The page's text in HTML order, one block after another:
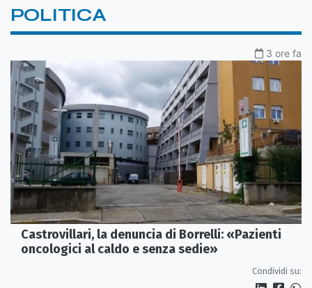
POLITICA
3 ore fa
Castrovillari, la denuncia di Borrelli: «Pazienti
oncologici al caldo e senza sedie»
Condividi su: